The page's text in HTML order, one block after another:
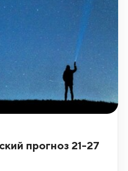
прогноз 21-27